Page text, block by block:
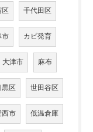
区 千代田区
市 カビ発育
大津市 麻布
黒区 世田谷区
西市 低温倉庫